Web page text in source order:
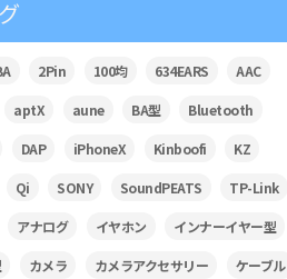
2Pin 100均 634EARS AAC
aptX aune BA型 Bluetooth
DAP iPhoneX Kinboofi KZ
Qi SONY SoundPEATS TP-Link
アナログ イヤホン インナーイヤー型
カメラ カメラアクセサリー ケーブル